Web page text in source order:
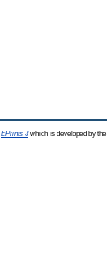
EPrints 3which is developed by the